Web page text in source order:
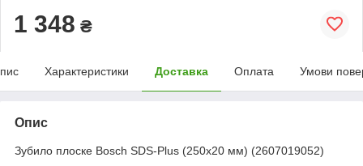
1 348 ₴
Характеристики Доставка Оплата Умови
Опис
Зубило плоске Bosch SDS-Plus (250х20 мм) (2607019052)